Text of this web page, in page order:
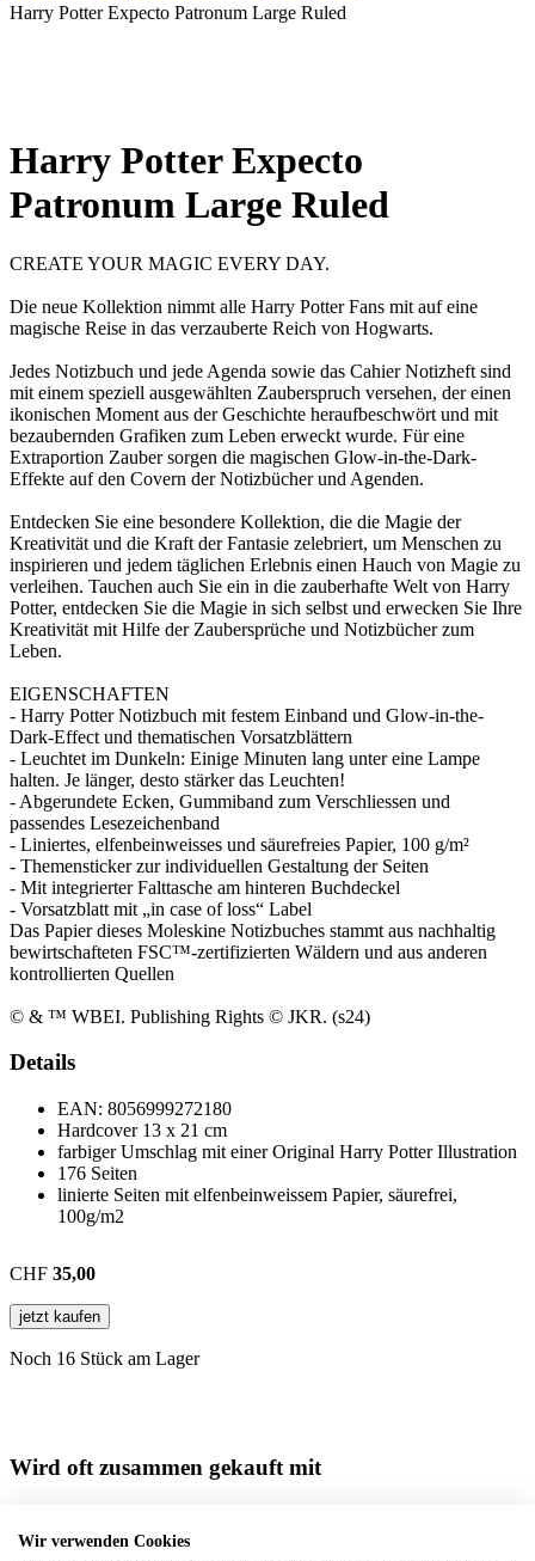
Harry Potter Expecto Patronum Large Ruled
Harry Potter Expecto
Patronum Large Ruled
CREATE YOUR MAGIC EVERY DAY.
Die neue Kollektion nimmt alle Harry Potter Fans mit auf eine
magische Reise in das verzauberte Reich von Hogwarts.
Jedes Notizbuch und jede Agenda sowie das Cahier Notizheft sind
mit einem speziell ausgewählten Zauberspruch versehen, der einen
ikonischen Moment aus der Geschichte heraufbeschwört und mit
bezaubernden Grafiken zum Leben erweckt wurde. Für eine
Extraportion Zauber sorgen die magischen Glow-in-the-Dark-
Effekte auf den Covern der Notizbücher und Agenden.
Entdecken Sie eine besondere Kollektion, die die Magie der
Kreativität und die Kraft der Fantasie zelebriert, um Menschen zu
inspirieren und jedem täglichen Erlebnis einen Hauch von Magie zu
verleihen. Tauchen auch Sie ein in die zauberhafte Welt von Harry
Potter, entdecken Sie die Magie in sich selbst und erwecken Sie Ihre
Kreativität mit Hilfe der Zaubersprüche und Notizbücher zum
Leben.
EIGENSCHAFTEN
- Harry Potter Notizbuch mit festem Einband und Glow-in-the-
Dark-Effect und thematischen Vorsatzblättern
- Leuchtet im Dunkeln: Einige Minuten lang unter eine Lampe
halten. Je länger, desto stärker das Leuchten!
- Abgerundete Ecken, Gummiband zum Verschliessen und
passendes Lesezeichenband
- Liniertes, elfenbeinweisses und säurefreies Papier, 100 g/m²
- Themensticker zur individuellen Gestaltung der Seiten
- Mit integrierter Falttasche am hinteren Buchdeckel
- Vorsatzblatt mit „in case of loss“ Label
Das Papier dieses Moleskine Notizbuches stammt aus nachhaltig
bewirtschafteten FSC™-zertifizierten Wäldern und aus anderen
kontrollierten Quellen
© & ™ WBEI. Publishing Rights © JKR. (s24)
Details
EAN: 8056999272180
Hardcover 13 x 21 cm
farbiger Umschlag mit einer Original Harry Potter Illustration
176 Seiten
linierte Seiten mit elfenbeinweissem Papier, säurefrei,
100g/m2
CHF 35,00
jetzt kaufen
Noch 16 Stück am Lager
Wird oft zusammen gekauft mit
Harry Potter "Phönix"Hardcover, 13 x 21 cm | 240 Seiten
Wir verwenden Cookies